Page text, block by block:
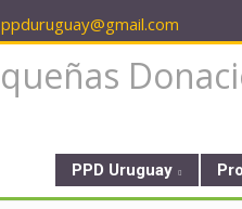
ppduruguay@gmail.com
PPD Uruguay